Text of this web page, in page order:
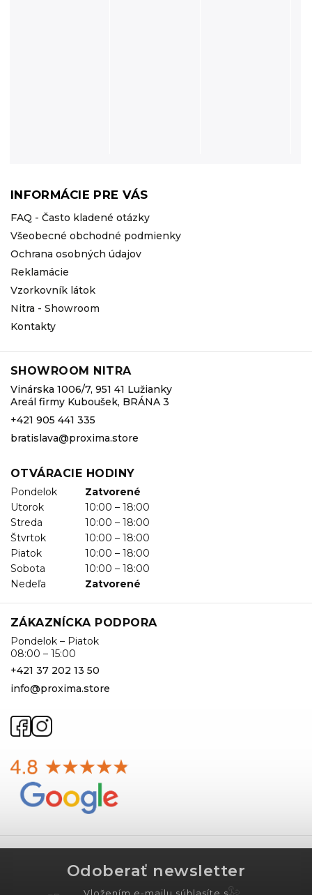
INFORMÁCIE PRE VÁS
FAQ - Často kladené otázky
Všeobecné obchodné podmienky
Ochrana osobných údajov
Reklamácie
Vzorkovník látok
Nitra - Showroom
Kontakty
SHOWROOM NITRA
Vinárska 1006/7, 951 41 Lužianky
Areál firmy Kuboušek, BRÁNA 3
+421 905 441 335
bratislava@proxima.store
OTVÁRACIE HODINY
Pondelok
Zatvorené
Utorok
10:00 – 18:00
Streda
10:00 – 18:00
Štvrtok
10:00 – 18:00
Piatok
10:00 – 18:00
Sobota
10:00 – 18:00
Nedeľa
Zatvorené
ZÁKAZNÍCKA PODPORA
Pondelok – Piatok
08:00 – 15:00
+421 37 202 13 50
info@proxima.store
Odoberať newsletter